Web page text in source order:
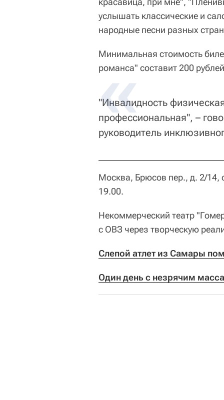
услышать классические и
народные песни разных
Минимальная стоимость
романса" составит 200
"Инвалидность
профессиональная", –
руководитель
Москва, Брюсов пер., д. 2/
19.00.
Некоммерческий театр
с ОВЗ через творческую
Слепой атлет из Самары
Один день с незрячим